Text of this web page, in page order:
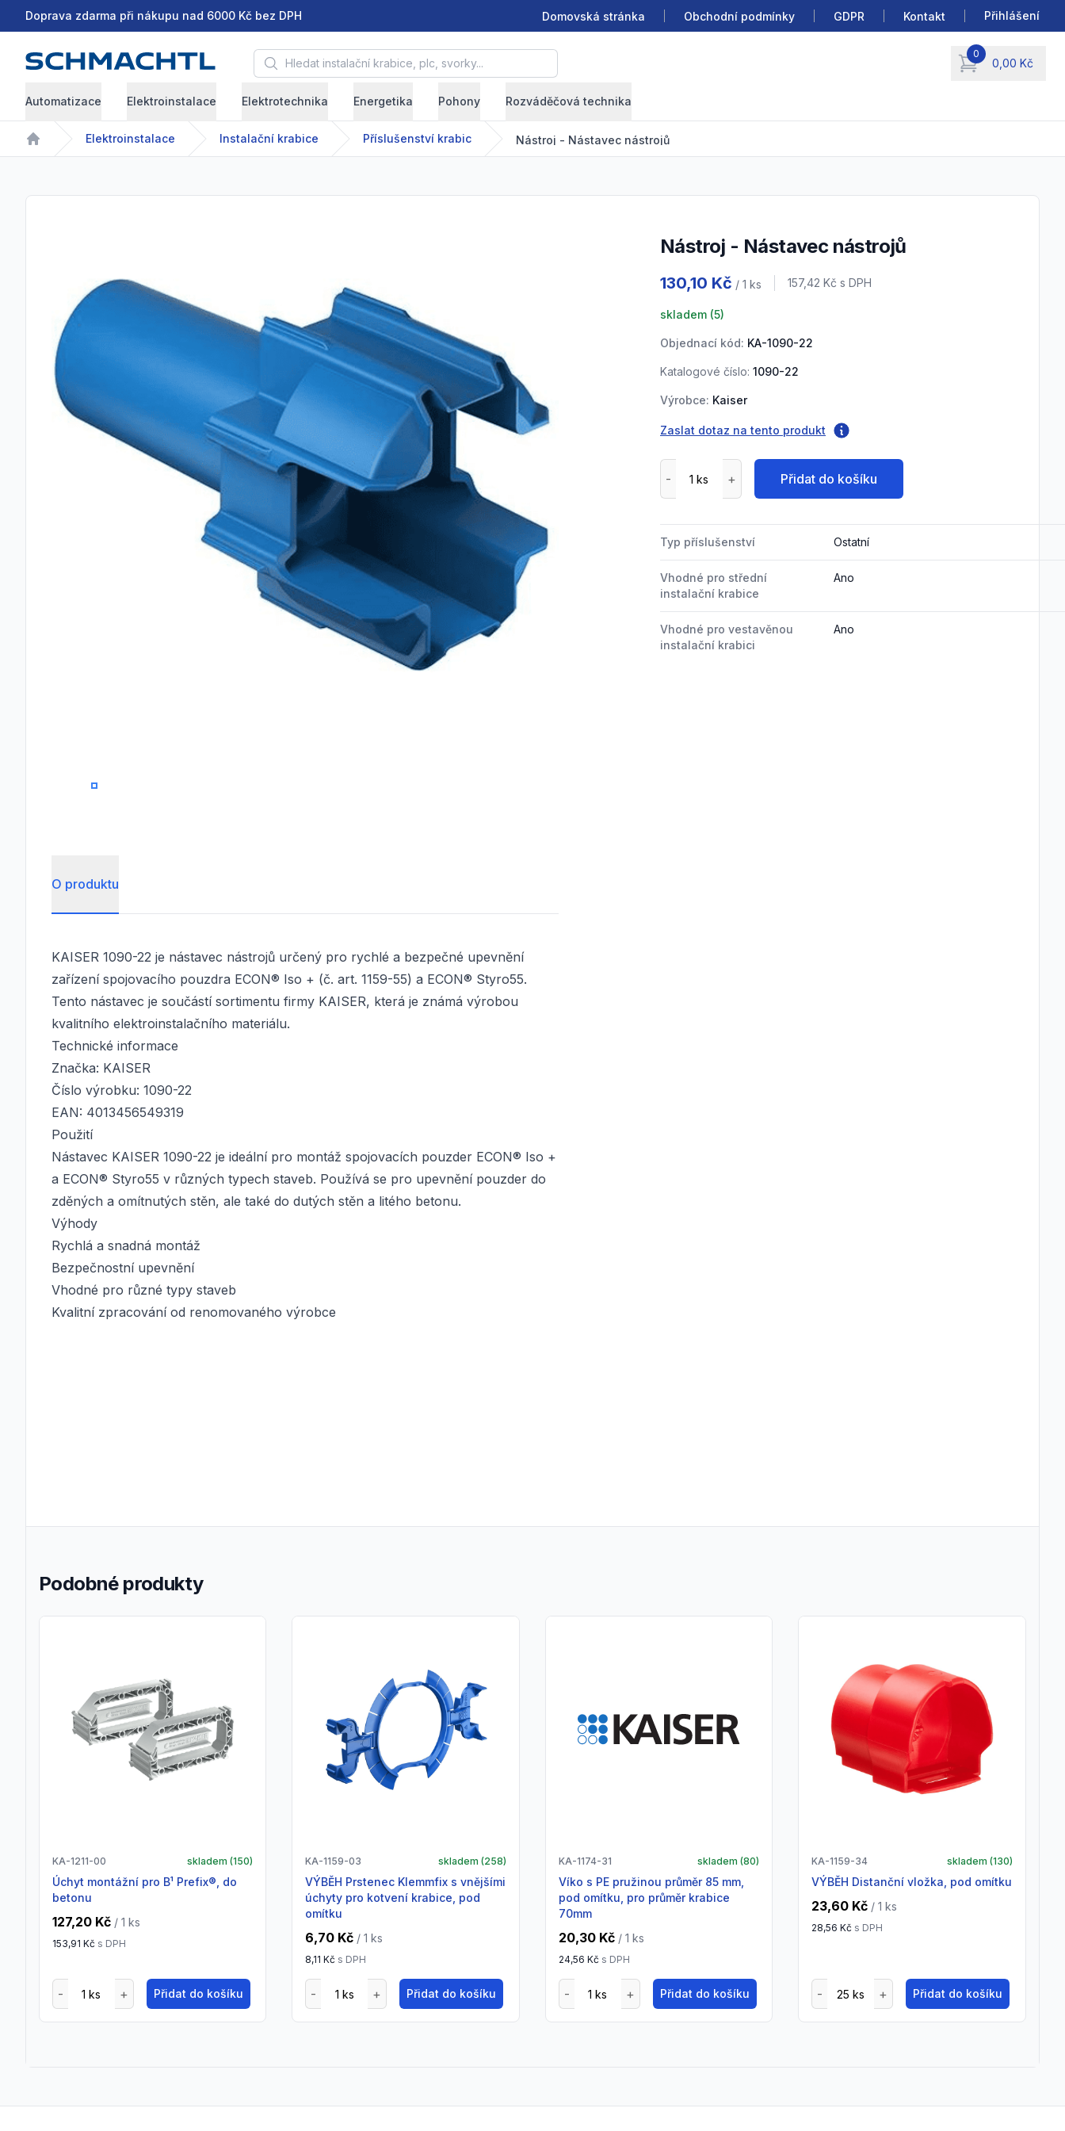
Doprava zdarma při nákupu nad 6000 Kč bez DPH Domovská stránka Obchodní podmínky GDPR Kontakt Přihlášení
Hledat instalační krabice, plc, svorky... 0
0,00 Kč
items in cart, view
Automatizace Elektroinstalace Elektrotechnika Energetika Pohony Rozváděčová technika
Home
Elektroinstalace Instalační krabice Příslušenství krabic Nástroj - Nástavec nástrojů
0
Nástroj - Nástavec nástrojů
130,10 Kč / 1 ks Cena s DPH
157,42 Kč s DPH
skladem (5)
Objednací kód: KA-1090-22
Katalogové číslo: 1090-22
Výrobce: Kaiser
Zaslat dotaz na tento produkt
Přidat do košíku
Typ příslušenství Ostatní
Vhodné pro střední
instalační krabice
Ano
Vhodné pro vestavěnou
instalační krabici
Ano
O produktu
KAISER 1090-22 je nástavec nástrojů určený pro rychlé a bezpečné upevnění
zařízení spojovacího pouzdra ECON® Iso + (č. art. 1159-55) a ECON® Styro55.
Tento nástavec je součástí sortimentu firmy KAISER, která je známá výrobou
kvalitního elektroinstalačního materiálu.
Technické informace
Značka: KAISER
Číslo výrobku: 1090-22
EAN: 4013456549319
Použití
Nástavec KAISER 1090-22 je ideální pro montáž spojovacích pouzder ECON® Iso +
a ECON® Styro55 v různých typech staveb. Používá se pro upevnění pouzder do
zděných a omítnutých stěn, ale také do dutých stěn a litého betonu.
Výhody
Rychlá a snadná montáž
Bezpečnostní upevnění
Vhodné pro různé typy staveb
Kvalitní zpracování od renomovaného výrobce
Podobné produkty
KA-1211-00 skladem (150)
Úchyt montážní pro B¹ Prefix®, do
betonu
127,20 Kč / 1 ks
153,91 Kč s DPH
Přidat do košíku
KA-1159-03 skladem (258)
VÝBĚH Prstenec Klemmfix s vnějšími
úchyty pro kotvení krabice, pod
omítku
6,70 Kč / 1 ks
8,11 Kč s DPH
Přidat do košíku
KA-1174-31 skladem (80)
Víko s PE pružinou průměr 85 mm,
pod omítku, pro průměr krabice
70mm
20,30 Kč / 1 ks
24,56 Kč s DPH
Přidat do košíku
KA-1159-34 skladem (130)
VÝBĚH Distanční vložka, pod omítku
23,60 Kč / 1 ks
28,56 Kč s DPH
Přidat do košíku